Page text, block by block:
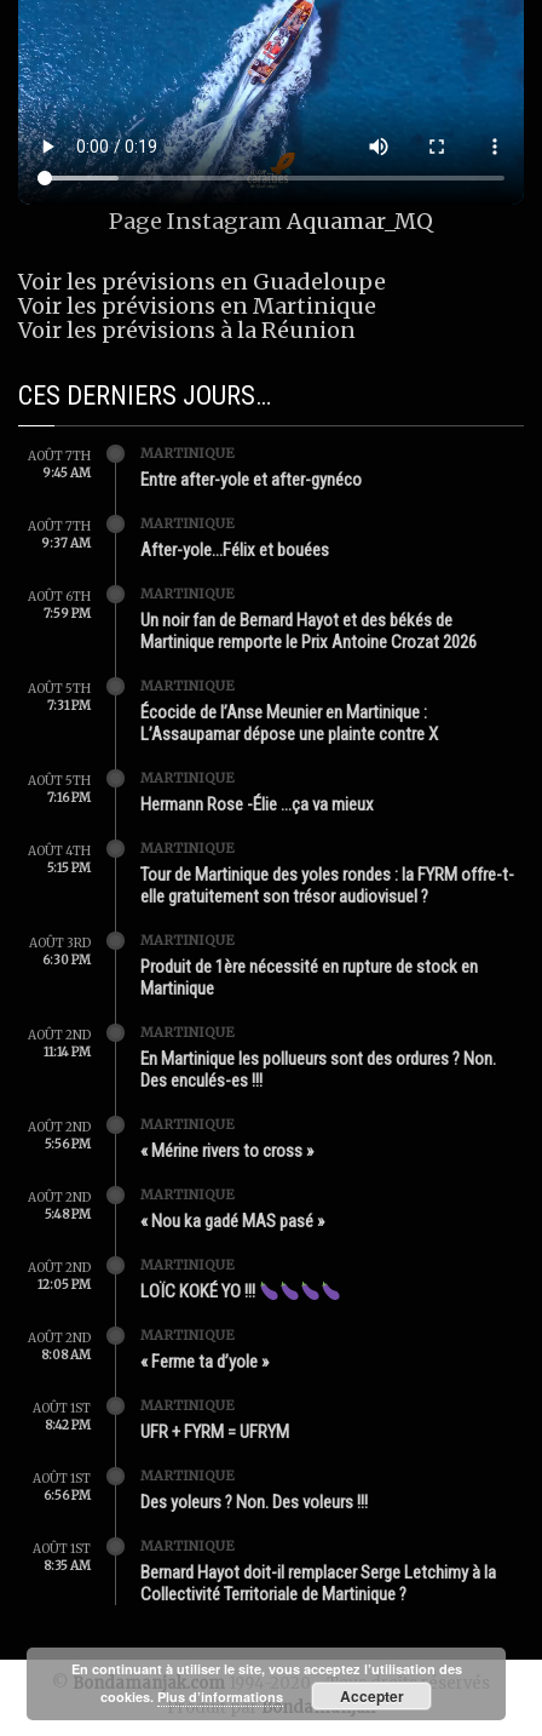
Page InstagramAquamar_MQ
Voir les prévisions en Guadeloupe
Voir les prévisions en Martinique
Voir les prévisions à la Réunion
CES DERNIERS JOURS…
AOÛT 7TH
9:45 AM
MARTINIQUE
Entre after-yole et after-gynéco
AOÛT 7TH
9:37 AM
MARTINIQUE
After-yole…Félix et bouées
AOÛT 6TH
7:59 PM
MARTINIQUE
Un noir fan de Bernard Hayot et des békés de
Martinique remporte le Prix Antoine Crozat 2026
AOÛT 5TH
7:31 PM
MARTINIQUE
Écocide de l’Anse Meunier en Martinique :
L’Assaupamar dépose une plainte contre X
AOÛT 5TH
7:16 PM
MARTINIQUE
Hermann Rose -Élie …ça va mieux
AOÛT 4TH
5:15 PM
MARTINIQUE
Tour de Martinique des yoles rondes : la FYRM offre-t-
elle gratuitement son trésor audiovisuel ?
AOÛT 3RD
6:30 PM
MARTINIQUE
Produit de 1ère nécessité en rupture de stock en
Martinique
AOÛT 2ND
11:14 PM
MARTINIQUE
En Martinique les pollueurs sont des ordures ? Non.
Des enculés-es !!!
AOÛT 2ND
5:56 PM
MARTINIQUE
« Mérine rivers to cross »
AOÛT 2ND
5:48 PM
MARTINIQUE
« Nou ka gadé MAS pasé »
AOÛT 2ND
12:05 PM
MARTINIQUE
LOÏC KOKÉ YO !!!
AOÛT 2ND
8:08 AM
MARTINIQUE
« Ferme ta d’yole »
AOÛT 1ST
8:42 PM
MARTINIQUE
UFR + FYRM = UFRYM
AOÛT 1ST
6:56 PM
MARTINIQUE
Des yoleurs ? Non. Des voleurs !!!
AOÛT 1ST
8:35 AM
MARTINIQUE
Bernard Hayot doit-il remplacer Serge Letchimy à la
Collectivité Territoriale de Martinique ?
Bondamanjak.com 1994-2020 - Tous droits réservés
Produit parBondamanjak
En continuant à utiliser le site, vous acceptez l’utilisation des
cookies. Plus d’informations Accepter